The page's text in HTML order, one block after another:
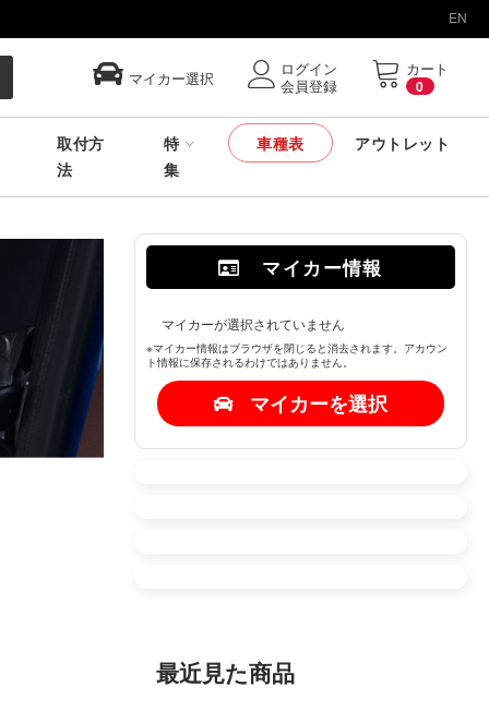
EN
カート
0
ログイン
会員登録
マイカー選択
取付方
法
特
集
車種表 アウトレット
マイカー情報
マイカーが選択されていません
※マイカー情報はブラウザを閉じると消去されます。アカウン
ト情報に保存されるわけではありません。
マイカーを選択
最近見た商品